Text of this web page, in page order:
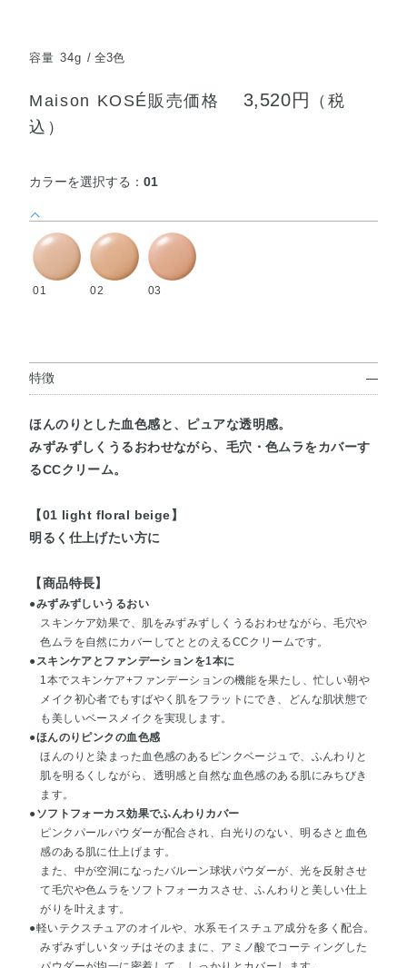
容量 34g 全3色
Maison KOSÉ販売価格 3,520円
（税
込）
カラーを選択する：01
01 02 03
特徴
ほんのりとした血色感と、ピュアな透明感。
みずみずしくうるおわせながら、毛穴・色ムラをカバーす
るCCクリーム。
【01 light floral beige】
明るく仕上げたい方に
【商品特長】
●みずみずしいうるおい
スキンケア効果で、肌をみずみずしくうるおわせながら、毛穴や
色ムラを自然にカバーしてととのえるCCクリームです。
●スキンケアとファンデーションを1本に
1本でスキンケア+ファンデーションの機能を果たし、忙しい朝や
メイク初心者でもすばやく肌をフラットにでき、どんな肌状態で
も美しいベースメイクを実現します。
●ほんのりピンクの血色感
ほんのりと染まった血色感のあるピンクベージュで、ふんわりと
肌を明るくしながら、透明感と自然な血色感のある肌にみちびき
ます。
●ソフトフォーカス効果でふんわりカバー
ピンクパールパウダーが配合され、白光りのない、明るさと血色
感のある肌に仕上げます。
また、中が空洞になったバルーン球状パウダーが、光を反射させ
て毛穴や色ムラをソフトフォーカスさせ、ふんわりと美しい仕上
がりを叶えます。
●軽いテクスチュアのオイルや、水系モイスチュア成分を多く配合。
みずみずしいタッチはそのままに、アミノ酸でコーティングした